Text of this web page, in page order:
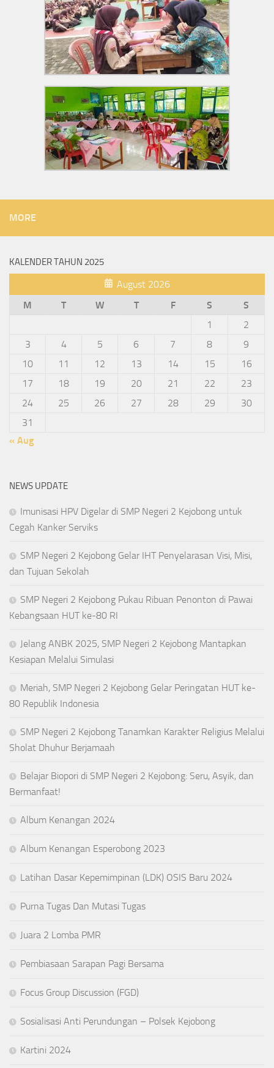
MORE
KALENDER TAHUN 2025
August 2026
M
T W T F S
S
1
2
3
4 5 6 7 8
9
10
11 12 13 14 15
16
17
18 19 20 21 22
23
24
25 26 27 28 29
30
31
« Aug
NEWS UPDATE
Imunisasi HPV Digelar di SMP Negeri 2 Kejobong untuk
Cegah Kanker Serviks
SMP Negeri 2 Kejobong Gelar IHT Penyelarasan Visi, Misi,
dan Tujuan Sekolah
SMP Negeri 2 Kejobong Pukau Ribuan Penonton di Pawai
Kebangsaan HUT ke-80 RI
Jelang ANBK 2025, SMP Negeri 2 Kejobong Mantapkan
Kesiapan Melalui Simulasi
Meriah, SMP Negeri 2 Kejobong Gelar Peringatan HUT ke-
80 Republik Indonesia
SMP Negeri 2 Kejobong Tanamkan Karakter Religius Melalui
Sholat Dhuhur Berjamaah
Belajar Biopori di SMP Negeri 2 Kejobong: Seru, Asyik, dan
Bermanfaat!
Album Kenangan 2024
Album Kenangan Esperobong 2023
Latihan Dasar Kepemimpinan (LDK) OSIS Baru 2024
Purna Tugas Dan Mutasi Tugas
Juara 2 Lomba PMR
Pembiasaan Sarapan Pagi Bersama
Focus Group Discussion (FGD)
Sosialisasi Anti Perundungan – Polsek Kejobong
Kartini 2024